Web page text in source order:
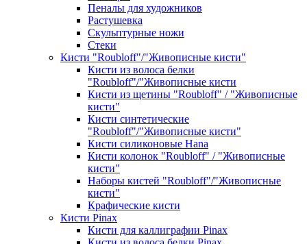
Пеналы для художников
Растушевка
Скульптурные ножи
Стеки
Кисти "Roubloff"/"Живописные кисти"
Кисти из волоса белки
"Roubloff"/"Живописные кисти
Кисти из щетины "Roubloff" / "Живописные
кисти"
Кисти синтетические
"Roubloff"/"Живописные кисти"
Кисти силиконовые Hana
Кисти колонок "Roubloff" / "Живописные
кисти"
Наборы кистей "Roubloff"/"Живописные
кисти"
Крафические кисти
Кисти Pinax
Кисти для каллиграфии Pinax